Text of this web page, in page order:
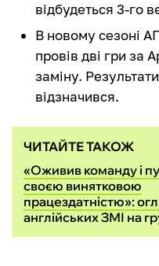
відбудеться 3-го
В новому сезоні
провів дві гри за
заміну.
відзначився.
ЧИТАЙТЕ ТАКОЖ
«Оживив команду і
своєю винятковою
працездатністю»:
англійських ЗМІ на
проти Фулгема